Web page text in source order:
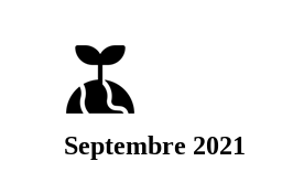
Septembre 2021